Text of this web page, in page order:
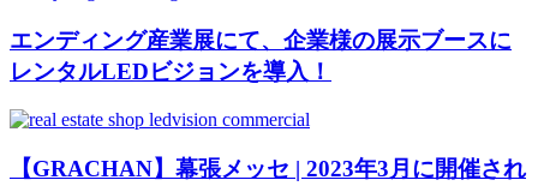
エンディング産業展にて、企業様の展示ブースに
レンタルLEDビジョンを導入！
【GRACHAN】幕張メッセ | 2023年3月に開催され